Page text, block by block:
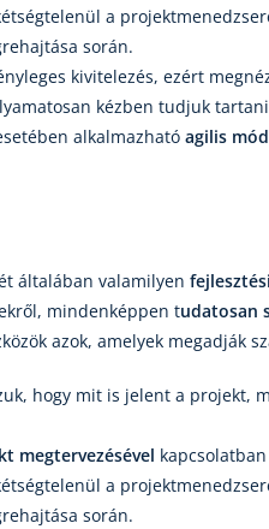
a
során.
kivitelezés, ezért
kézben tudjuk
alkalmazható agilis
általában valamilyen
mindenképpen tudatosan
azok, amelyek
hogy mit is jelent a projekt,
megtervezésével
a
során.